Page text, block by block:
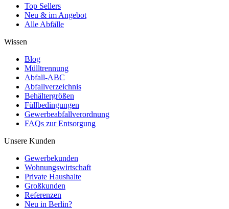
Top Sellers
Neu & im Angebot
Alle Abfälle
Wissen
Blog
Mülltrennung
Abfall-ABC
Abfallverzeichnis
Behältergrößen
Füllbedingungen
Gewerbeabfallverordnung
FAQs zur Entsorgung
Unsere Kunden
Gewerbekunden
Wohnungswirtschaft
Private Haushalte
Großkunden
Referenzen
Neu in Berlin?